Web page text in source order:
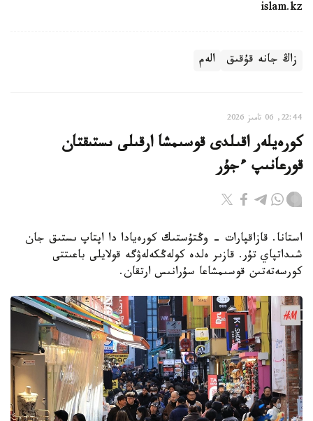
islam.kz
زاڭ جانە قۇقىق الەم
22:44, 06 تامىز 2026
كورەيلەر اقىلدى قوسىمشا ارقىلى ىستىقتان
قورعانىپ ءجۇر
استانا. قازاقپارات - وڭتۇستىك كورەيادا دا اپتاپ ىستىق جان
شىداتپاي تۇر. قازىر ەلدە كولەڭكەلەۋگە قولايلى باعىتتى
كورسەتەتىن قوسىمشاعا سۇرانىس ارتقان.